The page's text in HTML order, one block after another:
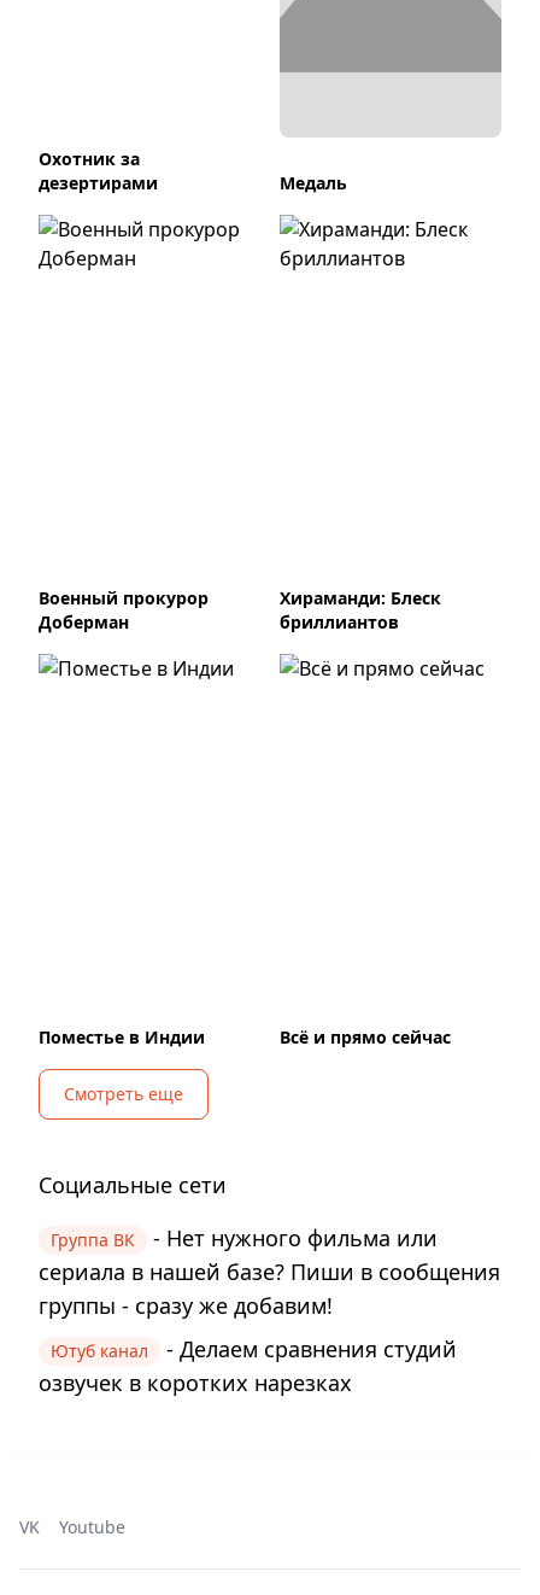
Охотник за
дезертирами
Медаль
Военный прокурор
Доберман
Хираманди: Блеск
бриллиантов
Поместье в Индии Всё и прямо сейчас
Смотреть еще
Социальные сети
Группа ВК
- Нет нужного фильма или
сериала в нашей базе? Пиши в сообщения
группы - сразу же добавим!
Ютуб канал
- Делаем сравнения студий
озвучек в коротких нарезках
VK Youtube